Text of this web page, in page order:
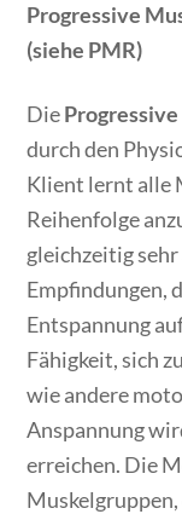
Progressive
(siehe PMR)
Die
durch den
Klient lernt alle
Reihenfolge
gleichzeitig
Empfindungen,
Entspannung
Fähigkeit, sich
wie andere
Anspannung
erreichen. Die